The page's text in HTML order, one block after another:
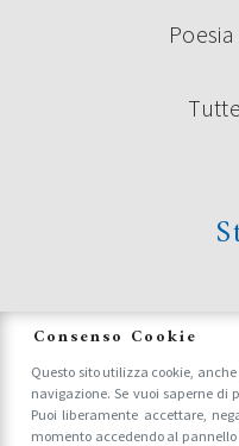
Accrediti
Consenso Cookie
Questo sito utilizza cookie,
navigazione. Se vuoi saperne di
Puoi liberamente accettare,
momento accedendo al